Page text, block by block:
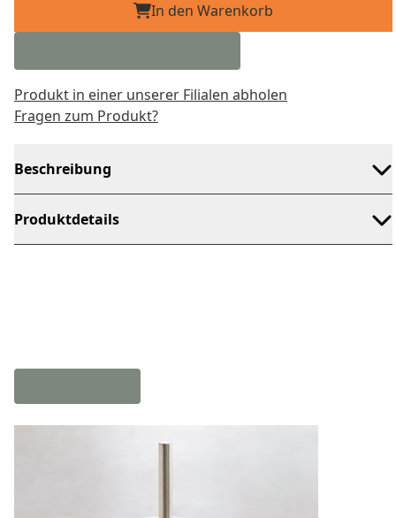
In den Warenkorb
Produkt in einer unserer Filialen abholen
Fragen zum Produkt?
Beschreibung
Produktdetails